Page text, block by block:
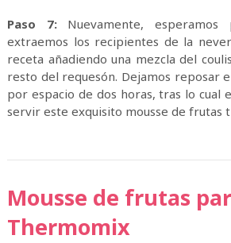
Paso 7:Nuevamente,
extraemos los recipientes de la
receta añadiendo una mezcla del
resto del requesón. Dejamos reposar
por espacio de dos horas, tras lo cual
servir este exquisito mousse de frutas
Mousse de frutas
Thermomix